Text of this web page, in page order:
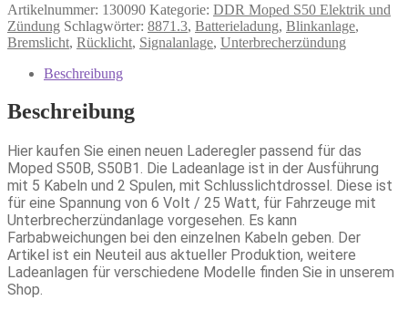
Artikelnummer: 130090 Kategorie: DDR Moped S50 Elektrik und
Zündung Schlagwörter: 8871.3, Batterieladung, Blinkanlage,
Bremslicht, Rücklicht, Signalanlage, Unterbrecherzündung
Beschreibung
Beschreibung
Hier kaufen Sie einen neuen Laderegler passend für das
Moped S50B, S50B1. Die Ladeanlage ist in der Ausführung
mit 5 Kabeln und 2 Spulen, mit Schlusslichtdrossel. Diese ist
für eine Spannung von 6 Volt / 25 Watt, für Fahrzeuge mit
Unterbrecherzündanlage vorgesehen. Es kann
Farbabweichungen bei den einzelnen Kabeln geben. Der
Artikel ist ein Neuteil aus aktueller Produktion, weitere
Ladeanlagen für verschiedene Modelle finden Sie in unserem
Shop.